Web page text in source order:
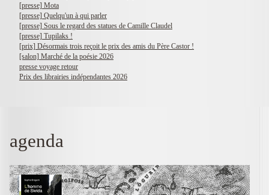
[presse] Mota
[presse] Quelqu'un à qui parler
[presse] Sous le regard des statues de Camille Claudel
[presse] Tupilaks !
[prix] Désormais trois reçoit le prix des amis du Père Castor !
[salon] Marché de la poésie 2026
presse voyage retour
Prix des librairies indépendantes 2026
agenda